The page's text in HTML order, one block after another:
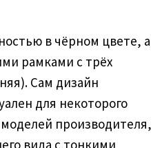
в чёрном цвете, а
рамками с трёх
Сам дизайн
для некоторого
производителя,
вида с тонкими